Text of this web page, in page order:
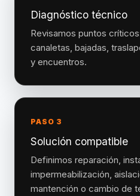
Diagnóstico técnico
Revisamos puntos
canaletas, bajadas,
y encuentros.
PASO 3
Solución compatible
Definimos reparación,
impermeabilización,
mantención o cambio de